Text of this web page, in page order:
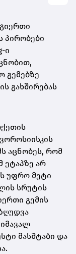
პირობები
ი
გემებზე
გახშირებას
აცნობეს, რომ
ეტაპზე არ
უფრო მეტი
სრუტის
გემის
მასშტაბი და